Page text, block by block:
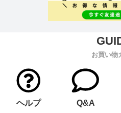
お買い物
ヘルプ Q&A